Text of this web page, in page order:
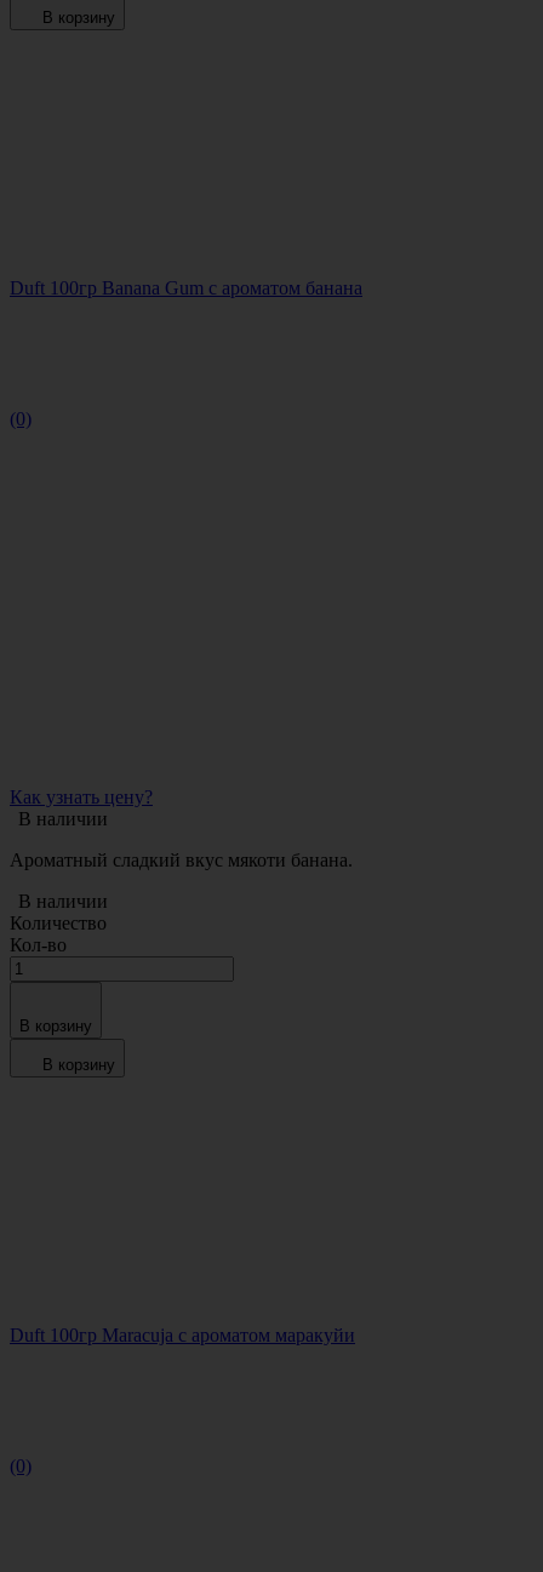
В корзину
Duft 100гр Banana Gum с ароматом банана
(0)
Как узнать цену?
В наличии
Ароматный сладкий вкус мякоти банана.
В наличии
Количество
Кол-во
В корзину
В корзину
Duft 100гр Maracuja с ароматом маракуйи
(0)